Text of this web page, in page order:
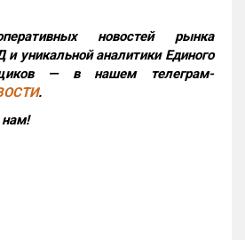
новостей рынка
уникальной аналитики Единого
— в нашем телеграм-
.
нам!